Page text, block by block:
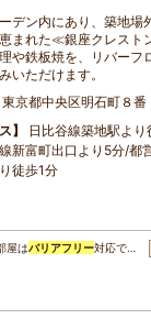
デン内にあり、築地場
まれた≪銀座クレスト
や鉄板焼を、リバーフ
いただけます。
東京都中央区明石町８
日比谷線築地駅よ
新富町出口より5分/都
徒歩1分
屋はバリアフリー対応で…